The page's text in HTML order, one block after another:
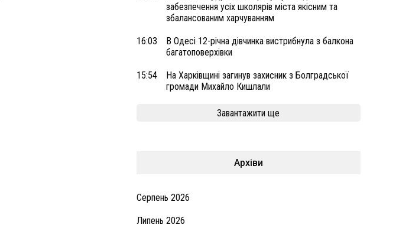
забезпечення усіх школярів міста якісним та
збалансованим харчуванням
16:03
В Одесі 12-річна дівчинка вистрибнула з балкона
багатоповерхівки
15:54
На Харківщині загинув захисник з Болградської
громади Михайло Кишлали
Завантажити ще
Архіви
Серпень 2026
Липень 2026